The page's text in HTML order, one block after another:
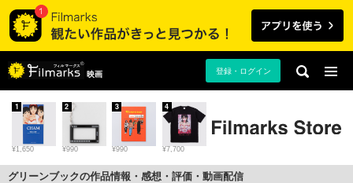
映画 登録・ログイン
¥1,650
1
¥990
2
¥990
3
¥7,700
4
グリーンブックの作品情報・感想・評価・動画配信